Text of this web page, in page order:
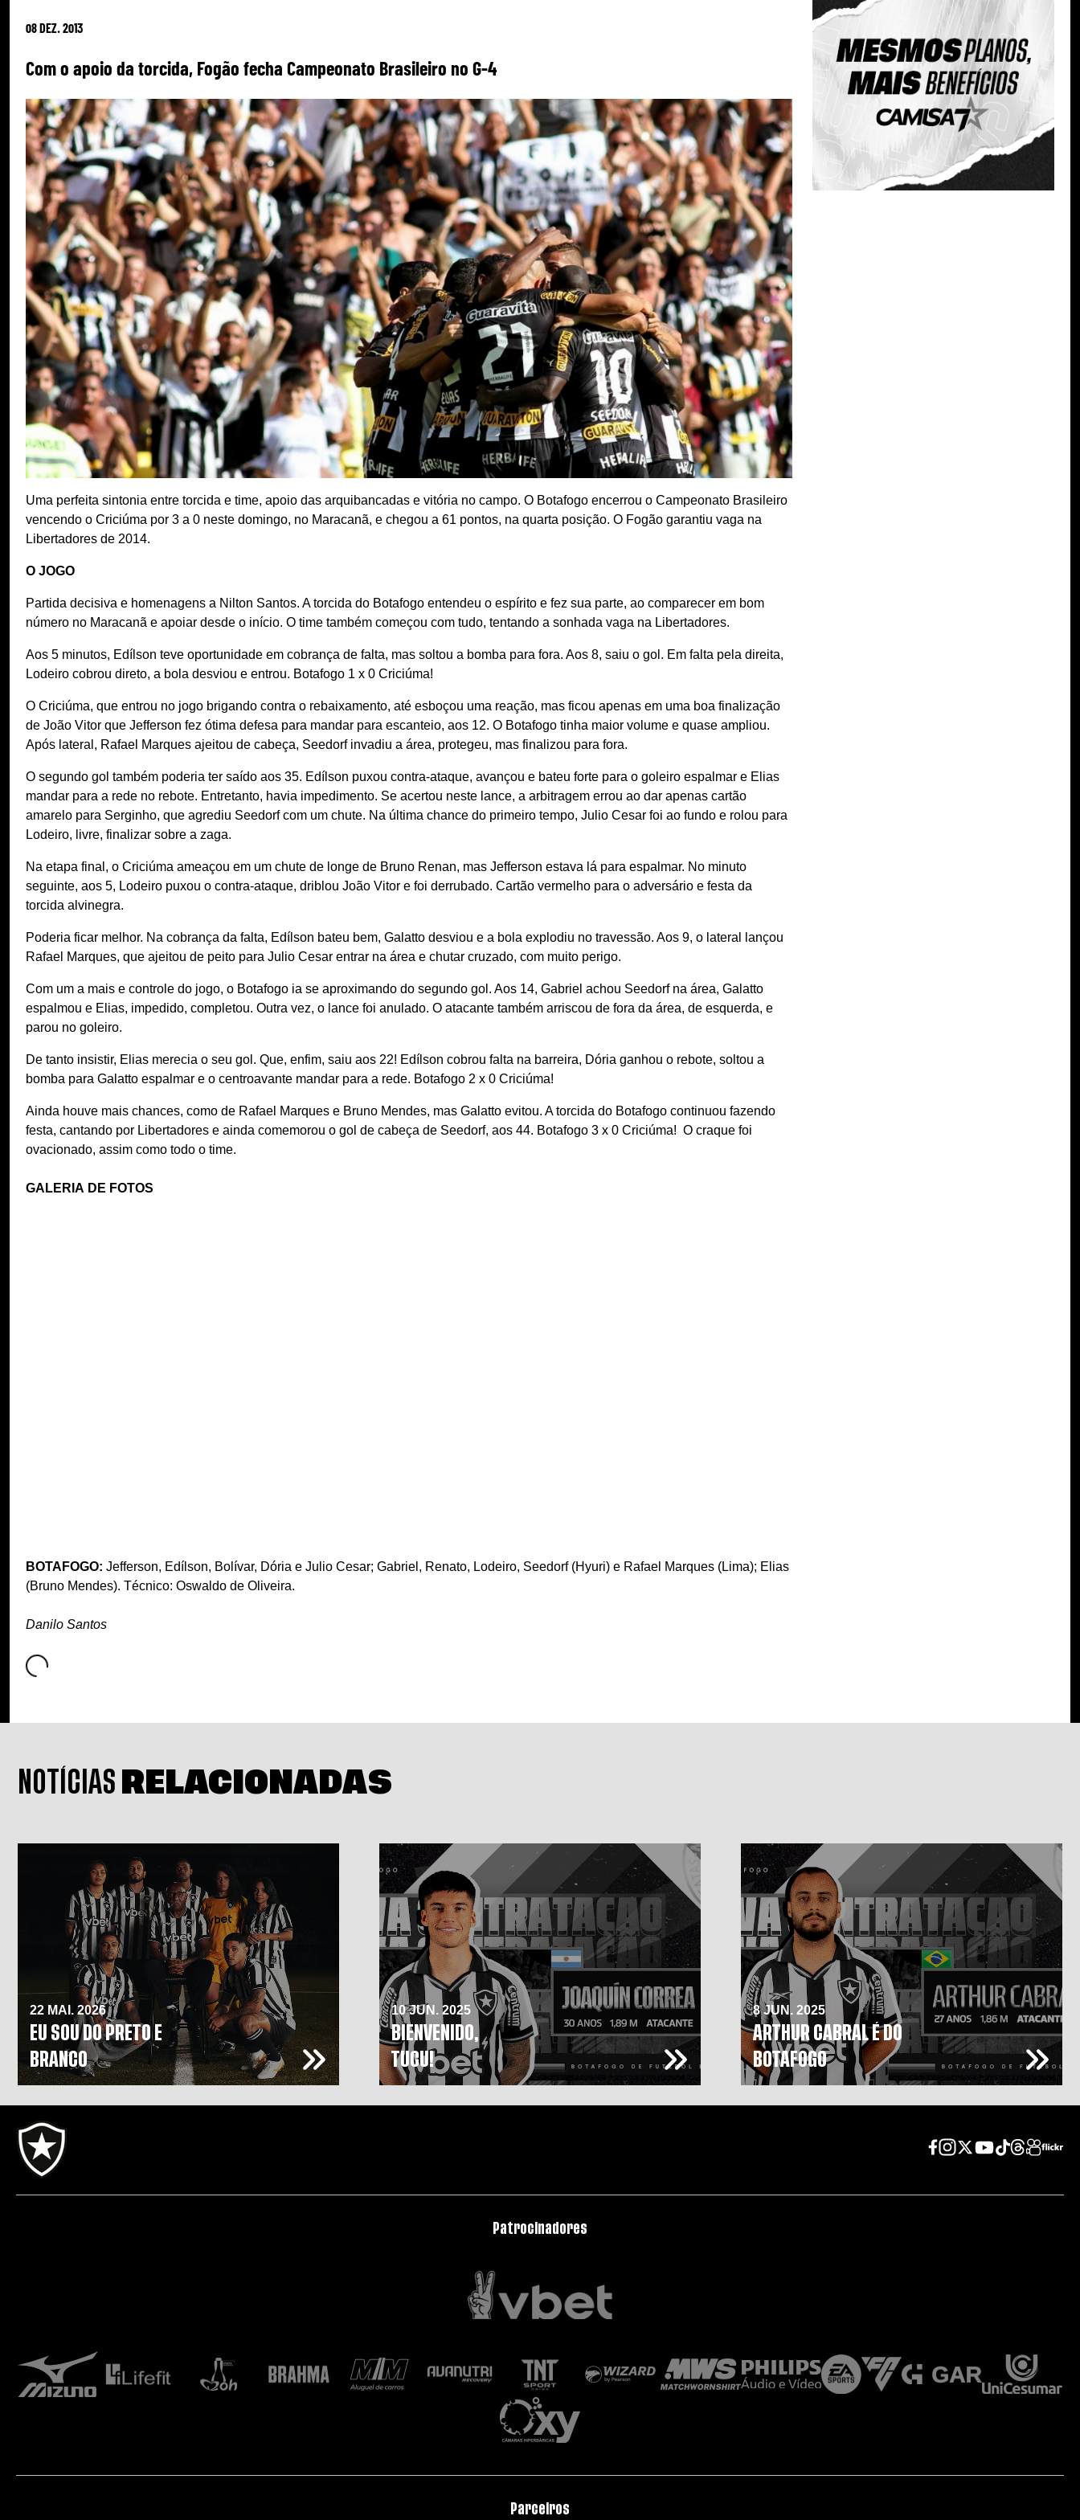
08 DEZ. 2013
Com o apoio da torcida, Fogão fecha Campeonato Brasileiro no G-4
Uma perfeita sintonia entre torcida e time, apoio das arquibancadas e vitória no campo. O Botafogo encerrou o Campeonato Brasileiro
vencendo o Criciúma por 3 a 0 neste domingo, no Maracanã, e chegou a 61 pontos, na quarta posição. O Fogão garantiu vaga na
Libertadores de 2014.
O JOGO
Partida decisiva e homenagens a Nilton Santos. A torcida do Botafogo entendeu o espírito e fez sua parte, ao comparecer em bom
número no Maracanã e apoiar desde o início. O time também começou com tudo, tentando a sonhada vaga na Libertadores.
Aos 5 minutos, Edílson teve oportunidade em cobrança de falta, mas soltou a bomba para fora. Aos 8, saiu o gol. Em falta pela direita,
Lodeiro cobrou direto, a bola desviou e entrou. Botafogo 1 x 0 Criciúma!
O Criciúma, que entrou no jogo brigando contra o rebaixamento, até esboçou uma reação, mas ficou apenas em uma boa finalização
de João Vitor que Jefferson fez ótima defesa para mandar para escanteio, aos 12. O Botafogo tinha maior volume e quase ampliou.
Após lateral, Rafael Marques ajeitou de cabeça, Seedorf invadiu a área, protegeu, mas finalizou para fora.
O segundo gol também poderia ter saído aos 35. Edílson puxou contra-ataque, avançou e bateu forte para o goleiro espalmar e Elias
mandar para a rede no rebote. Entretanto, havia impedimento. Se acertou neste lance, a arbitragem errou ao dar apenas cartão
amarelo para Serginho, que agrediu Seedorf com um chute. Na última chance do primeiro tempo, Julio Cesar foi ao fundo e rolou para
Lodeiro, livre, finalizar sobre a zaga.
Na etapa final, o Criciúma ameaçou em um chute de longe de Bruno Renan, mas Jefferson estava lá para espalmar. No minuto
seguinte, aos 5, Lodeiro puxou o contra-ataque, driblou João Vitor e foi derrubado. Cartão vermelho para o adversário e festa da
torcida alvinegra.
Poderia ficar melhor. Na cobrança da falta, Edílson bateu bem, Galatto desviou e a bola explodiu no travessão. Aos 9, o lateral lançou
Rafael Marques, que ajeitou de peito para Julio Cesar entrar na área e chutar cruzado, com muito perigo.
Com um a mais e controle do jogo, o Botafogo ia se aproximando do segundo gol. Aos 14, Gabriel achou Seedorf na área, Galatto
espalmou e Elias, impedido, completou. Outra vez, o lance foi anulado. O atacante também arriscou de fora da área, de esquerda, e
parou no goleiro.
De tanto insistir, Elias merecia o seu gol. Que, enfim, saiu aos 22! Edílson cobrou falta na barreira, Dória ganhou o rebote, soltou a
bomba para Galatto espalmar e o centroavante mandar para a rede. Botafogo 2 x 0 Criciúma!
Ainda houve mais chances, como de Rafael Marques e Bruno Mendes, mas Galatto evitou. A torcida do Botafogo continuou fazendo
festa, cantando por Libertadores e ainda comemorou o gol de cabeça de Seedorf, aos 44. Botafogo 3 x 0 Criciúma! O craque foi
ovacionado, assim como todo o time.
GALERIA DE FOTOS
BOTAFOGO: Jefferson, Edílson, Bolívar, Dória e Julio Cesar; Gabriel, Renato, Lodeiro, Seedorf (Hyuri) e Rafael Marques (Lima); Elias
(Bruno Mendes). Técnico: Oswaldo de Oliveira.
Danilo Santos
NOTÍCIAS RELACIONADAS
22 MAI. 2026
EU SOU DO PRETO E
BRANCO
10 JUN. 2025
BIENVENIDO,
TUCU!
8 JUN. 2025
ARTHUR CABRAL É DO
BOTAFOGO
Patrocinadores
Parceiros